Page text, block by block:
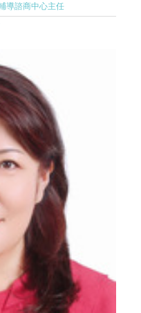
導諮商中心主任